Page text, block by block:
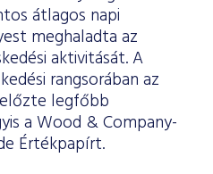
átlagos napi
meghaladta az
aktivitását. A
rangsorában az
legfőbb
a Wood & Company-
Értékpapírt.